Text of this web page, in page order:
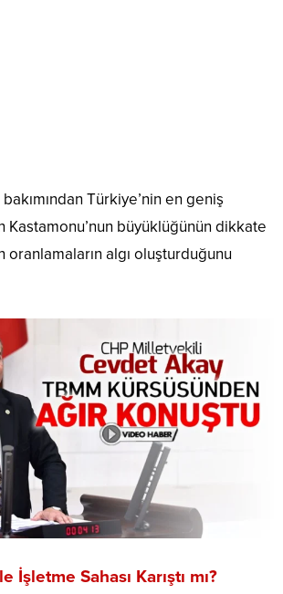
Türkiye’nin en geniş
büyüklüğünün dikkate
oranlamaların algı oluşturduğunu
İşletme Sahası Karıştı mı?